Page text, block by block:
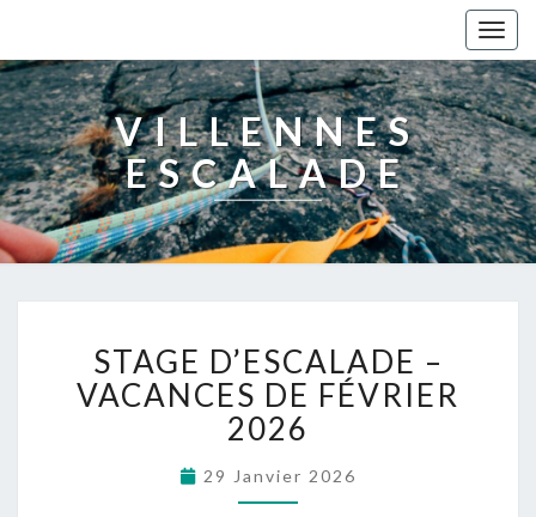
VILLENNES
ESCALADE
STAGE D’ESCALADE –
VACANCES DE FÉVRIER
2026
29 Janvier 2026